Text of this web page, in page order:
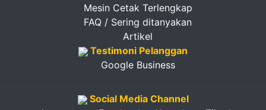
Mesin Cetak Terlengkap
FAQ / Sering ditanyakan
Artikel
Testimoni Pelanggan
Google Business
Social Media Channel